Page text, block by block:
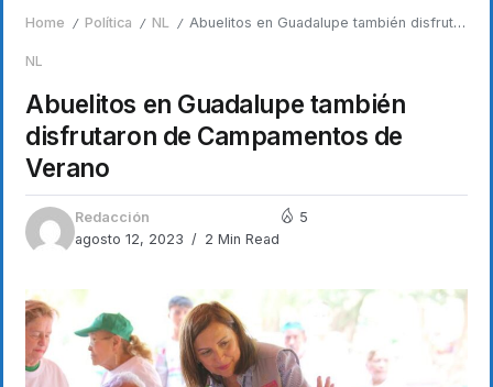
Home / Política / NL / Abuelitos en Guadalupe también disfrutaron de Campamentos de Verano
NL
Abuelitos en Guadalupe también
disfrutaron de Campamentos de
Verano
Redacción
agosto 12, 2023
2 Min Read
5